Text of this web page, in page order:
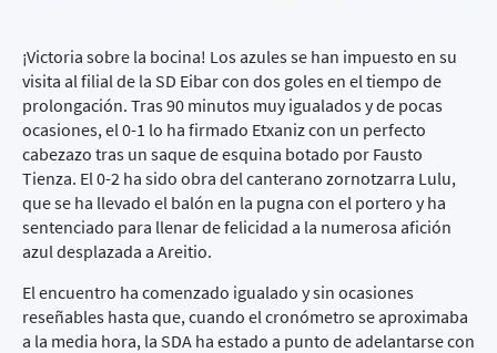
¡Victoria sobre la bocina! Los azules se han impuesto en su
visita al filial de la SD Eibar con dos goles en el tiempo de
prolongación. Tras 90 minutos muy igualados y de pocas
ocasiones, el 0-1 lo ha firmado Etxaniz con un perfecto
cabezazo tras un saque de esquina botado por Fausto
Tienza. El 0-2 ha sido obra del canterano zornotzarra Lulu,
que se ha llevado el balón en la pugna con el portero y ha
sentenciado para llenar de felicidad a la numerosa afición
azul desplazada a Areitio.
El encuentro ha comenzado igualado y sin ocasiones
reseñables hasta que, cuando el cronómetro se aproximaba
a la media hora, la SDA ha estado a punto de adelantarse con